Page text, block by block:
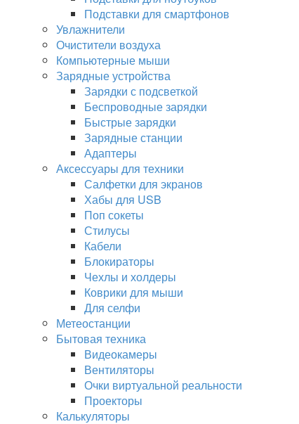
Подставки для смартфонов
Увлажнители
Очистители воздуха
Компьютерные мыши
Зарядные устройства
Зарядки с подсветкой
Беспроводные зарядки
Быстрые зарядки
Зарядные станции
Адаптеры
Аксессуары для техники
Салфетки для экранов
Хабы для USB
Поп сокеты
Стилусы
Кабели
Блокираторы
Чехлы и холдеры
Коврики для мыши
Для селфи
Метеостанции
Бытовая техника
Видеокамеры
Вентиляторы
Очки виртуальной реальности
Проекторы
Калькуляторы